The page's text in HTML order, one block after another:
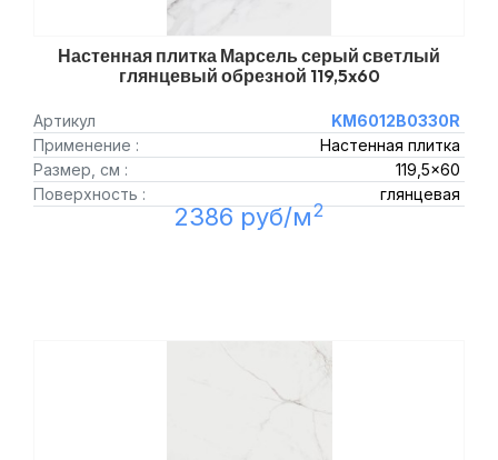
Настенная плитка Марсель серый светлый
глянцевый обрезной 119,5x60
Артикул
KM6012B0330R
Применение :
Настенная плитка
Размер, см :
119,5x60
Поверхность :
глянцевая
2386 руб/м2